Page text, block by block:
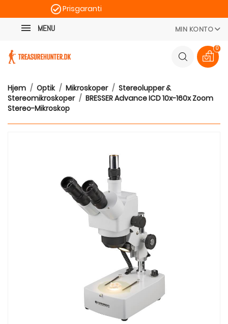
Prisgaranti
MENU MIN KONTO
0
Hjem Optik Mikroskoper
Stereolupper &
Stereomikroskoper
BRESSER Advance ICD 10x-160x Zoom
Stereo-Mikroskop